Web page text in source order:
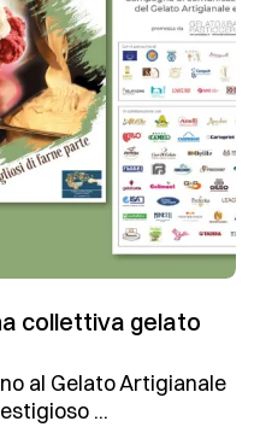
collettiva gelato
al Gelato Artigianale
...